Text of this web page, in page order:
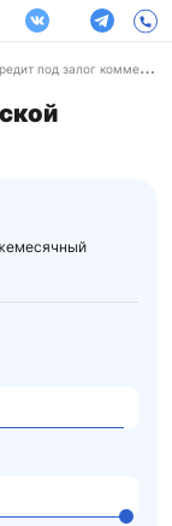
под залог коммерческой недвижимости